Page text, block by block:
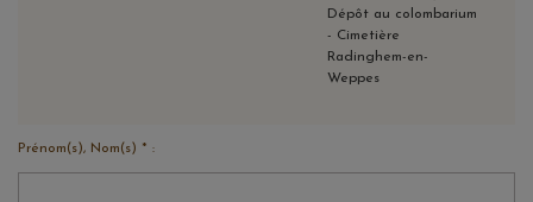
Dépôt au colombarium
- Cimetière
Radinghem-en-
Weppes
Prénom(s), Nom(s) * :